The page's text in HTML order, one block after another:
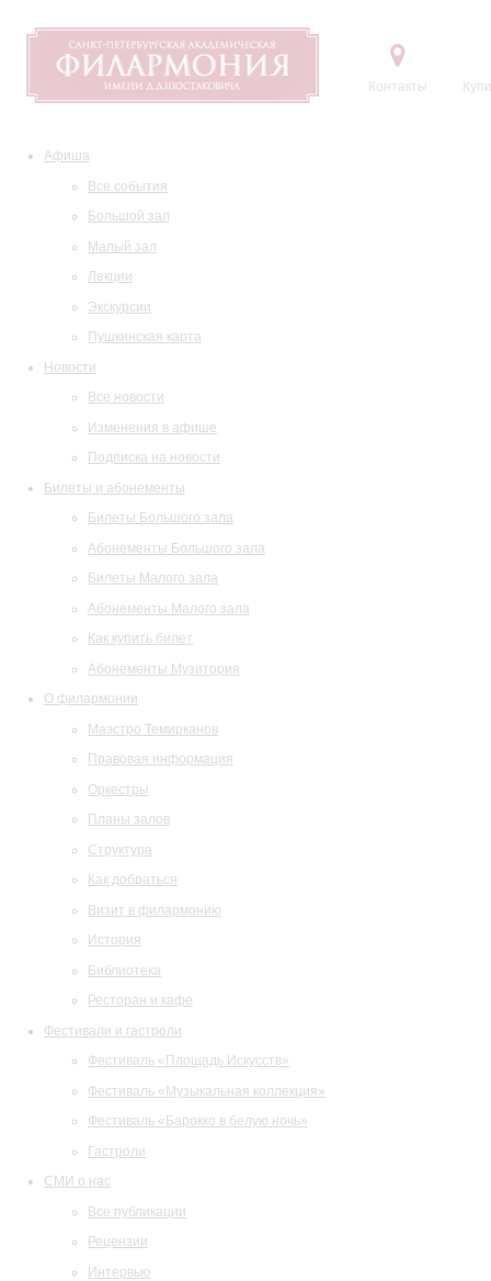
Контакты
Афиша
Все события
Большой зал
Малый зал
Лекции
Экскурсии
Пушкинская карта
Новости
Все новости
Изменения в афише
Подписка на новости
Билеты и абонементы
Билеты Большого зала
Абонементы Большого зала
Билеты Малого зала
Абонементы Малого зала
Как купить билет
Абонементы Музитория
О филармонии
Маэстро Темирканов
Правовая информация
Оркестры
Планы залов
Структура
Как добраться
Визит в филармонию
История
Библиотека
Ресторан и кафе
Фестивали и гастроли
Фестиваль «Площадь Искусств»
Фестиваль «Музыкальная коллекция»
Фестиваль «Барокко в белую ночь»
Гастроли
СМИ о нас
Все публикации
Рецензии
Интервью